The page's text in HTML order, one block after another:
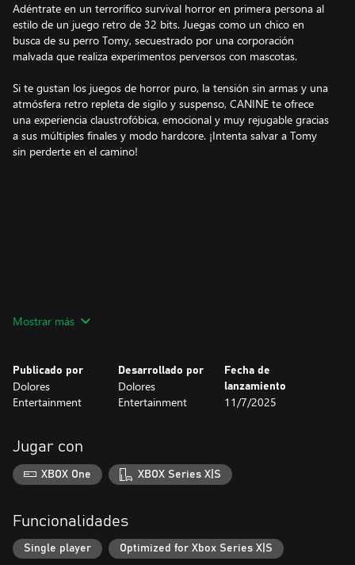
Adéntrate en un terrorífico survival horror en primera persona al
estilo de un juego retro de 32 bits. Juegas como un chico en
busca de su perro Tomy, secuestrado por una corporación
malvada que realiza experimentos perversos con mascotas.
Si te gustan los juegos de horror puro, la tensión sin armas y una
atmósfera retro repleta de sigilo y suspenso, CANINE te ofrece
una experiencia claustrofóbica, emocional y muy rejugable gracias
a sus múltiples finales y modo hardcore. ¡Intenta salvar a Tomy
sin perderte en el camino!
Mostrar más
Publicado por
Dolores
Entertainment
Desarrollado por
Dolores
Entertainment
Fecha de
lanzamiento
11/7/2025
Jugar con
XBOX One XBOX Series X|S
Funcionalidades
Single player Optimized for Xbox Series X|S